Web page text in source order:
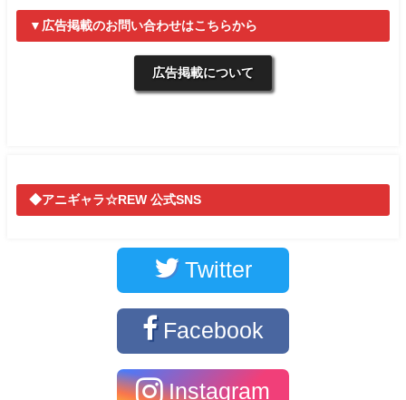
▼広告掲載のお問い合わせはこちらから
広告掲載について
◆アニギャラ☆REW 公式SNS
Twitter
Facebook
Instagram